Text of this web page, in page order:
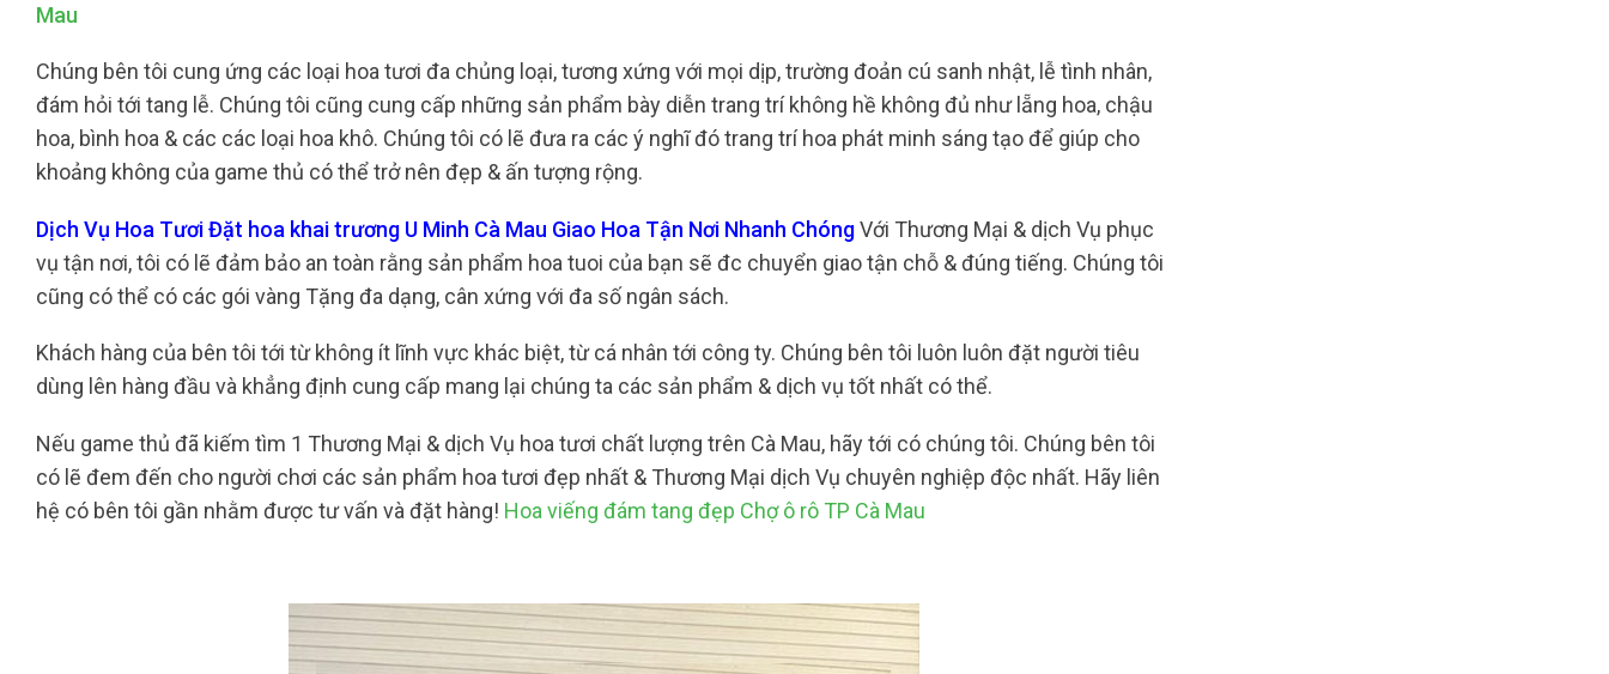
Mau
Chúng bên tôi cung ứng các loại hoa tươi đa chủng loại, tương xứng với mọi dịp, trường đoản cú sanh nhật, lễ tình nhân,
đám hỏi tới tang lễ. Chúng tôi cũng cung cấp những sản phẩm bày diễn trang trí không hề không đủ như lẵng hoa, chậu
hoa, bình hoa & các các loại hoa khô. Chúng tôi có lẽ đưa ra các ý nghĩ đó trang trí hoa phát minh sáng tạo để giúp cho
khoảng không của game thủ có thể trở nên đẹp & ấn tượng rộng.
Dịch Vụ Hoa Tươi Đặt hoa khai trương U Minh Cà Mau Giao Hoa Tận Nơi Nhanh ChóngVới Thương Mại & dịch Vụ phục
vụ tận nơi, tôi có lẽ đảm bảo an toàn rằng sản phẩm hoa tuoi của bạn sẽ đc chuyển giao tận chỗ & đúng tiếng. Chúng tôi
cũng có thể có các gói vàng Tặng đa dạng, cân xứng với đa số ngân sách.
Khách hàng của bên tôi tới từ không ít lĩnh vực khác biệt, từ cá nhân tới công ty. Chúng bên tôi luôn luôn đặt người tiêu
dùng lên hàng đầu và khẳng định cung cấp mang lại chúng ta các sản phẩm & dịch vụ tốt nhất có thể.
Nếu game thủ đã kiếm tìm 1 Thương Mại & dịch Vụ hoa tươi chất lượng trên Cà Mau, hãy tới có chúng tôi. Chúng bên tôi
có lẽ đem đến cho người chơi các sản phẩm hoa tươi đẹp nhất & Thương Mại dịch Vụ chuyên nghiệp độc nhất. Hãy liên
hệ có bên tôi gần nhằm được tư vấn và đặt hàng! Hoa viếng đám tang đẹp Chợ ô rô TP Cà Mau